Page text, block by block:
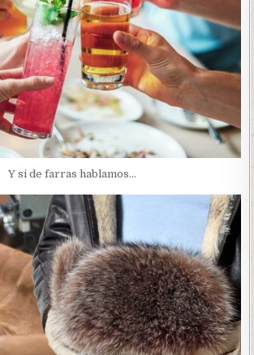
Y si de farras hablamos…